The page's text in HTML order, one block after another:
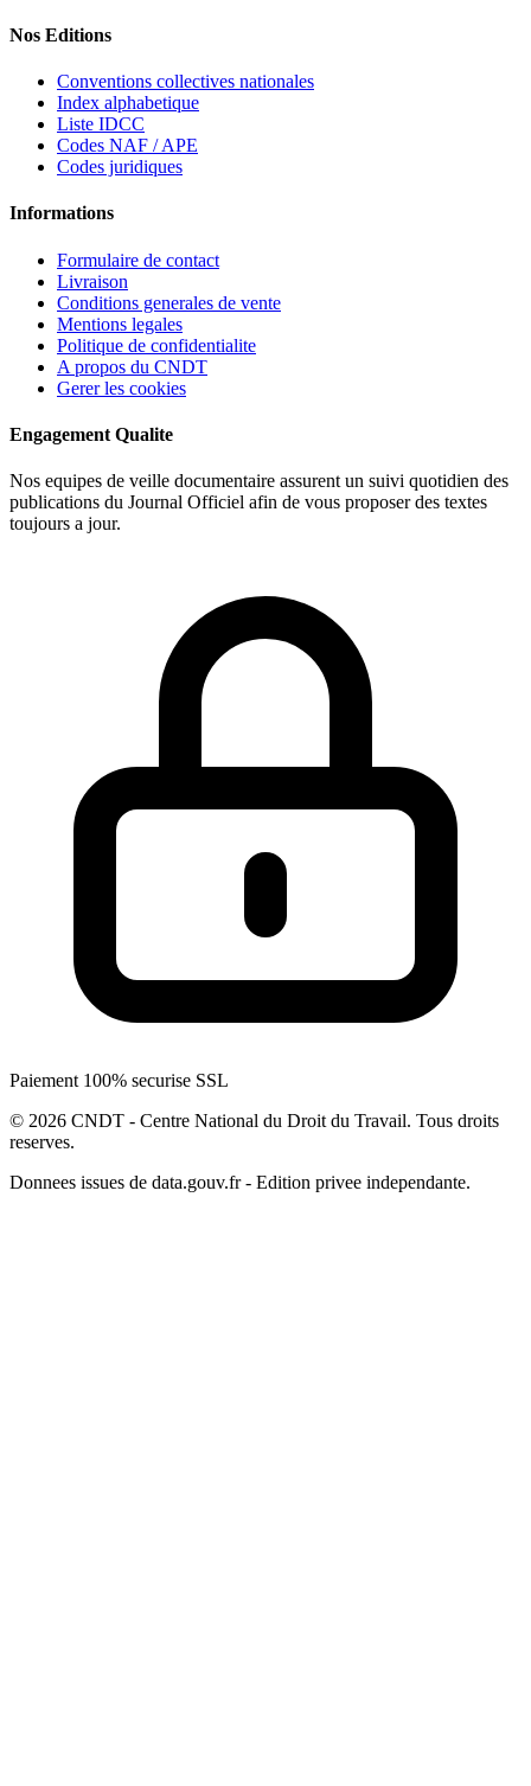
Nos Editions
Conventions collectives nationales
Index alphabetique
Liste IDCC
Codes NAF / APE
Codes juridiques
Informations
Formulaire de contact
Livraison
Conditions generales de vente
Mentions legales
Politique de confidentialite
A propos du CNDT
Gerer les cookies
Engagement Qualite
Nos equipes de veille documentaire assurent un suivi quotidien des
publications du Journal Officiel afin de vous proposer des textes
toujours a jour.
Paiement 100% securise SSL
© 2026 CNDT - Centre National du Droit du Travail. Tous droits
reserves.
Donnees issues de data.gouv.fr - Edition privee independante.